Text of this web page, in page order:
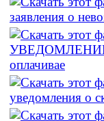
заявления о
УВЕДОМЛЕНИЕ
оплачивае
уведомления о